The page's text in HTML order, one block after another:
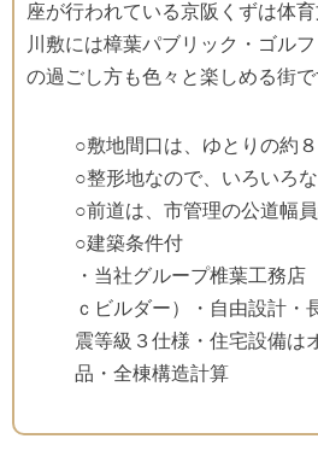
座が行われている京阪くずは体
川敷には樟葉パブリック・ゴル
の過ごし方も色々と楽しめる街で
○敷地間口は、ゆとりの約
○整形地なので、いろいろ
○前道は、市管理の公道幅
○建築条件付
・当社グループ椎葉工務
ｃビルダー）・自由設計・
震等級３仕様・住宅設備は
品・全棟構造計算